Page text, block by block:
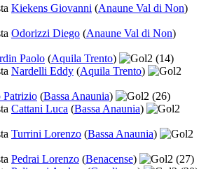
Kiekens Giovanni (Anaune Val di Non)
Odorizzi Diego (Anaune Val di Non)
Paolo (Aquila Trento) 2 (14)
Nardelli Eddy (Aquila Trento)
2
Patrizio (Bassa Anaunia) 2 (26)
Cattani Luca (Bassa Anaunia)
2
Turrini Lorenzo (Bassa Anaunia)
2
Pedrai Lorenzo (Benacense) 2 (27)